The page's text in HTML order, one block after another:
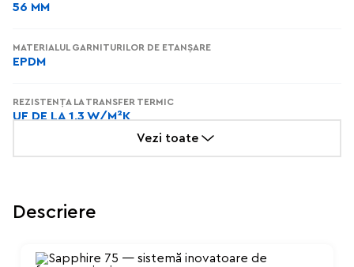
56 MM
MATERIALUL GARNITURILOR DE ETANȘARE
EPDM
REZISTENȚA LA TRANSFER TERMIC
UF DE LA 1,3 W/M²K
ADÂNCIMEA SISTEMULUI
Vezi toate
Descriere